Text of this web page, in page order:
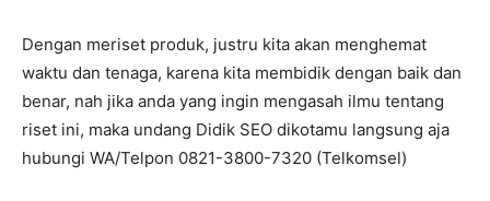
Dengan meriset produk, justru kita akan menghemat
waktu dan tenaga, karena kita membidik dengan baik dan
benar, nah jika anda yang ingin mengasah ilmu tentang
riset ini, maka undang Didik SEO dikotamu langsung aja
hubungi WA/Telpon 0821-3800-7320 (Telkomsel)